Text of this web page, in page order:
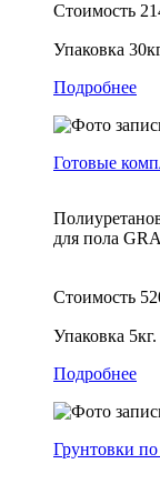
Стоимость
Упаковка
Подробнее
Готовые
для пола
Стоимость
Упаковка 5кг.
Подробнее
Грунтовки